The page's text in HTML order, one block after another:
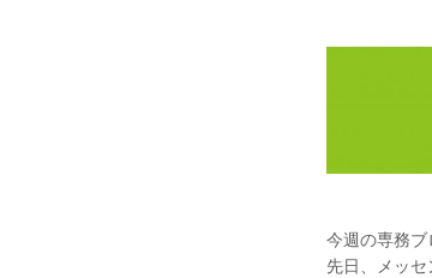
今週の専務ブ
先日、メッ